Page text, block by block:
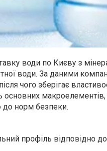
води по Києву з
води. За даними
чого зберігає
основних
до норм безпеки.
профіль відповідно до